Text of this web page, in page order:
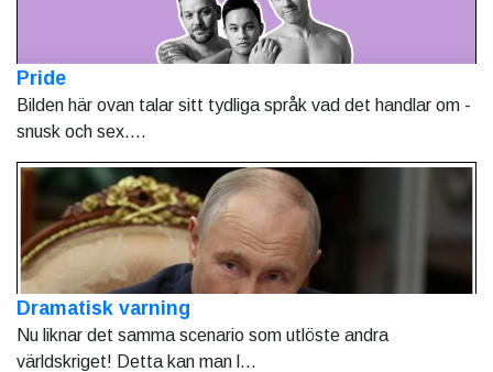
Pride
Bilden här ovan talar sitt tydliga språk vad det handlar om -
snusk och sex....
Dramatisk varning
Nu liknar det samma scenario som utlöste andra
världskriget! Detta kan man l...